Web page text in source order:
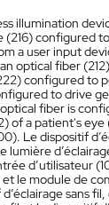
illumination
configured
a user input
optical fiber
configured to
to drive
fiber is
of a patient's
Le dispositif
d’utilisateur
le module de
sans